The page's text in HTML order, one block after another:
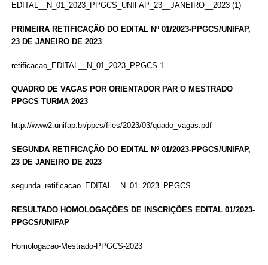
EDITAL__N_01_2023_PPGCS_UNIFAP_23__JANEIRO__2023 (1)
PRIMEIRA RETIFICAÇÃO DO EDITAL Nº 01/2023-PPGCS/UNIFAP,
23 DE JANEIRO DE 2023
retificacao_EDITAL__N_01_2023_PPGCS-1
QUADRO DE VAGAS POR ORIENTADOR PAR O MESTRADO
PPGCS TURMA 2023
http://www2.unifap.br/ppcs/files/2023/03/quado_vagas.pdf
SEGUNDA RETIFICAÇÃO DO EDITAL Nº 01/2023-PPGCS/UNIFAP,
23 DE JANEIRO DE 2023
segunda_retificacao_EDITAL__N_01_2023_PPGCS
RESULTADO HOMOLOGAÇÕES DE INSCRIÇÕES EDITAL 01/2023-
PPGCS/UNIFAP
Homologacao-Mestrado-PPGCS-2023